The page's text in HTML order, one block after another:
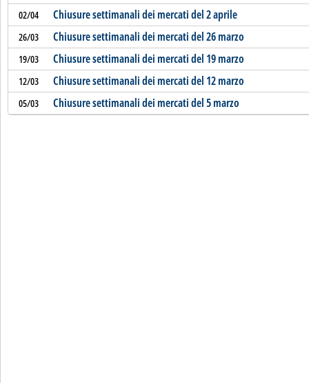
02/04 Chiusure settimanali dei mercati del 2 aprile
26/03 Chiusure settimanali dei mercati del 26 marzo
19/03 Chiusure settimanali dei mercati del 19 marzo
12/03 Chiusure settimanali dei mercati del 12 marzo
05/03 Chiusure settimanali dei mercati del 5 marzo